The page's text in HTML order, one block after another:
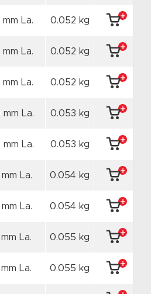
La. 0.052 kg
La. 0.052 kg
La. 0.052 kg
La. 0.053 kg
La. 0.053 kg
La. 0.054 kg
La. 0.054 kg
La. 0.055 kg
La. 0.055 kg